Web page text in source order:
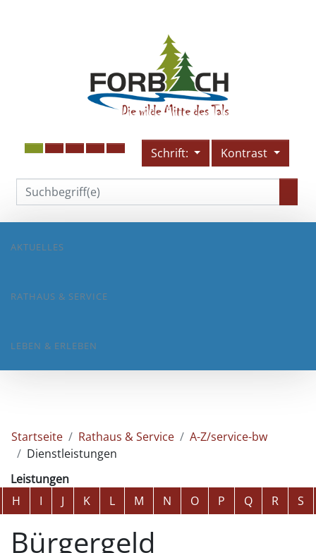
Schrift: Kontrast
AKTUELLES
RATHAUS & SERVICE
LEBEN & ERLEBEN
Startseite Rathaus & Service
A-Z/service-bw
Dienstleistungen
Leistungen
Alphabetisches Register überspringen
H I J K L M N O P Q R S
Bürgergeld